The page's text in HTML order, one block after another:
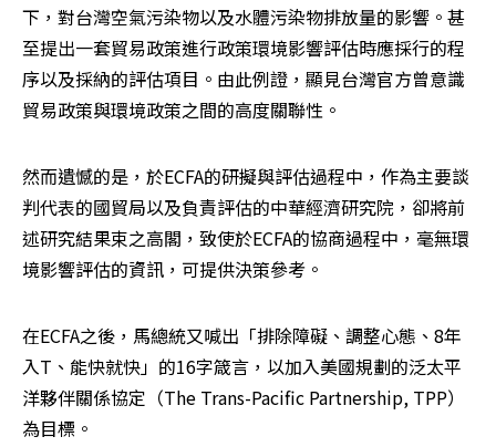
下，對台灣空氣污染物以及水體污染物排放量的影響。甚
至提出一套貿易政策進行政策環境影響評估時應採行的程
序以及採納的評估項目。由此例證，顯見台灣官方曾意識
貿易政策與環境政策之間的高度關聯性。
然而遺憾的是，於ECFA的研擬與評估過程中，作為主要談
判代表的國貿局以及負責評估的中華經濟研究院，卻將前
述研究結果束之高閣，致使於ECFA的協商過程中，毫無環
境影響評估的資訊，可提供決策參考。
在ECFA之後，馬總統又喊出「排除障礙、調整心態、8年
入T、能快就快」的16字箴言，以加入美國規劃的泛太平
洋夥伴關係協定（The Trans-Pacific Partnership, TPP）
為目標。